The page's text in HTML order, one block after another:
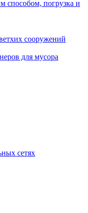
способом, погрузка и
сооружений
для мусора